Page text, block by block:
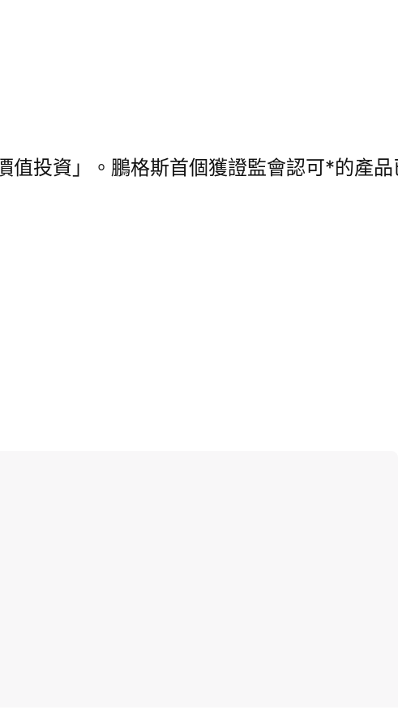
值投資」。鵬格斯首個獲證監會認可*的產品